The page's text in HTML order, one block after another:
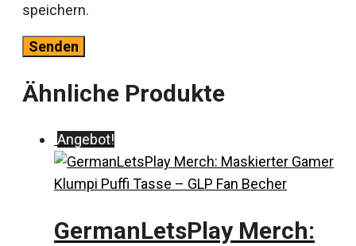
speichern.
Ähnliche Produkte
Angebot!
GermanLetsPlay Merch: